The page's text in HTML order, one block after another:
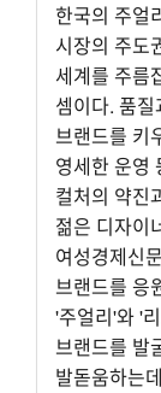
한국의 주얼
시장의 주도
세계를 주름
셈이다. 품
브랜드를 키
영세한 운영
컬처의 약진
젊은 디자이
여성경제신
브랜드를 응
'주얼리'와 '
브랜드를 발
발돋움하는